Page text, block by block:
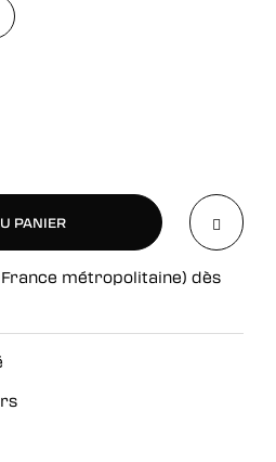
PANIER
PANIERmétropolitaine) dès